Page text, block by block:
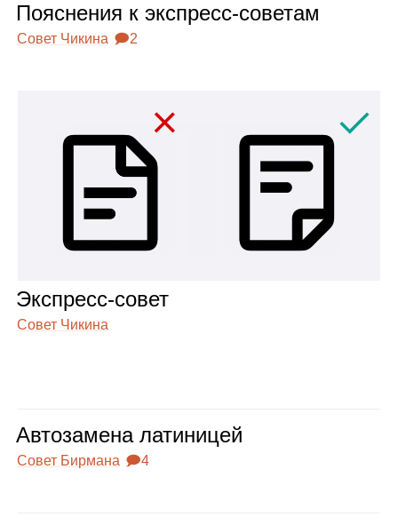
Пояс­не­ния к экс­пресс‑сове­там
Совет Чикина 🗩2
Экс­пресс‑совет
Совет Чикина
Авто­за­мена лати­ни­цей
Совет Бирмана 🗩4